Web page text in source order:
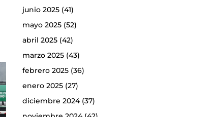
junio 2025(41)
mayo 2025(52)
abril 2025(42)
marzo 2025(43)
febrero 2025(36)
enero 2025(27)
diciembre 2024(37)